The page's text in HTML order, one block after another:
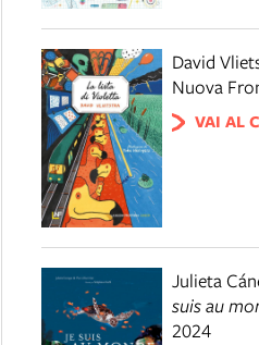
David
Nuova
VAI AL
Julieta
suis au
2024